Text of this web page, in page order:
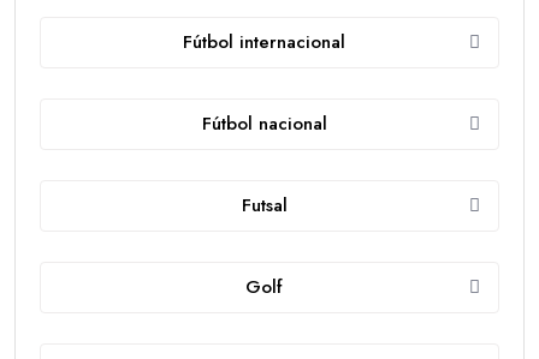
Fútbol internacional
Fútbol nacional
Futsal
Golf